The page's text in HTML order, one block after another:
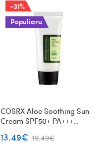
-31%
Populiaru
COSRX Aloe Soothing Sun
Cream SPF50+ PA+++
saulės
13.49€ 19.49€